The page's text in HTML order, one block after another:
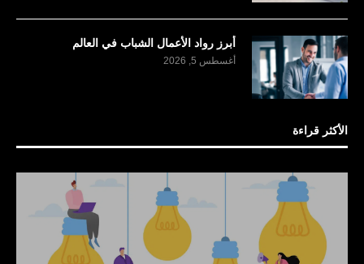
أبرز رواد الأعمال الشباب في العالم
أغسطس 5, 2026
الأكثر قراءة